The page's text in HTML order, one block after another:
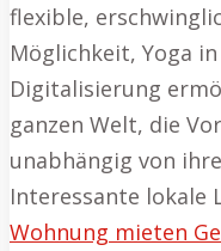
flexible,
Möglichkeit, Yoga
Digitalisierung
ganzen Welt, die
unabhängig von
Interessante lokale
Wohnung mieten